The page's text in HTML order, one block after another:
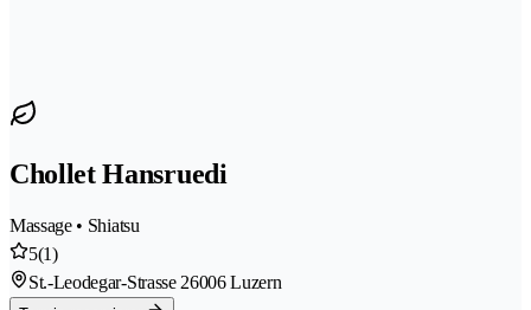
Chollet Hansruedi
Massage • Shiatsu
5(1)
St.-Leodegar-Strasse 26006 Luzern